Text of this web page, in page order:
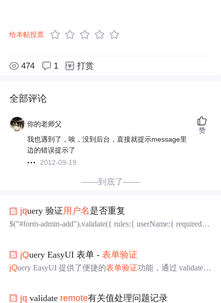
给本帖投票
474 1 打赏
全部评论
你的老师父
我也遇到了，唉，没到后台，直接就提示message里
边的错误提示了
2012-09-19
赞
——到底了——
jquery 验证用户名 是否重复
$("#form-admin-add").validate({ rules:{ userName:{ required:tr
jQuery EasyUI 表单 -表单验证
jQuery EasyUI 提供了便捷的表单验证功能，通过 validatebo
持邮箱、URL、长度等验证类型，也支持自定义规则扩
jq validate remote有关值处理问题记录